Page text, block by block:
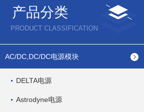
产品分类
PRODUCT CLASSIFICATION
AC/DC,DC/DC电源模块
DELTA电源
Astrodyne电源